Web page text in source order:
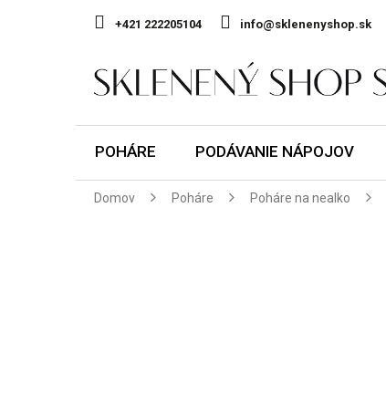
+421 222205104 info@sklenenyshop.sk
POHÁRE PODÁVANIE NÁPOJOV
Domov Poháre Poháre na nealko